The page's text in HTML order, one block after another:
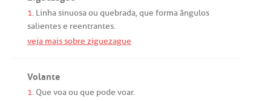
1. Linhasinuosaou quebrada,que formaângulos
salientese reentrantes.
veja mais sobre ziguezague
Volante
1. Que voaou que pode voar.